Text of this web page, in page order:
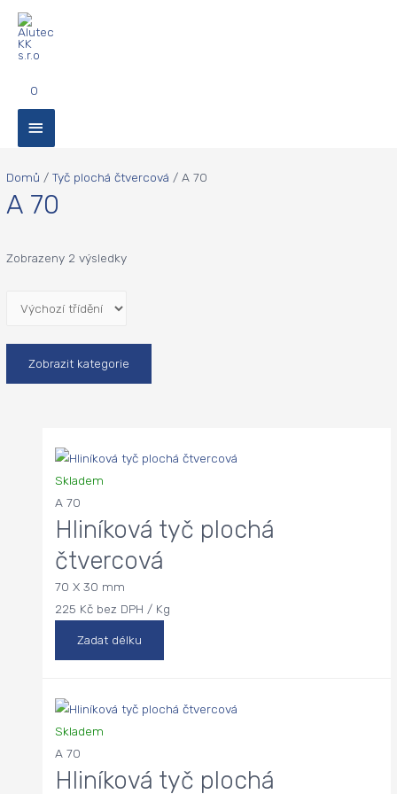
Hlavní
0
Domů /Tyč plochá čtvercová / A 70
A 70
Zobrazeny 2 výsledky
Skladem
A 70
Hliníková tyč plochá
čtvercová
70 X 30 mm
225 Kč bez DPH / Kg
Zadat délku
Skladem
A 70
Hliníková tyč plochá